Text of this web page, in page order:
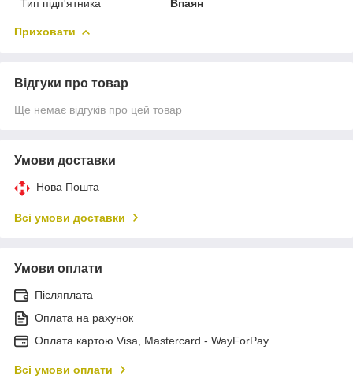
Тип підп'ятника
Впаян
Приховати
Відгуки про товар
Ще немає відгуків про цей товар
Умови доставки
Нова Пошта
Всі умови доставки
Умови оплати
Післяплата
Оплата на рахунок
Оплата картою Visa, Mastercard - WayForPay
Всі умови оплати